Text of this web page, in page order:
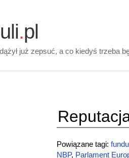
.pl
już zepsuć, a co kiedyś trzeba
Powiązane tagi:
NBP, Parlament